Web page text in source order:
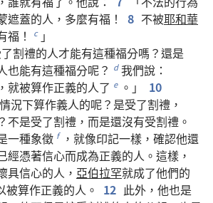
遮蓋的人 ， 多麼有福 ！ 8 不被耶和華
福 ！ c 」
了割禮的人才能有這種福分嗎 ？還是
也能有這種福分呢？ d 我們說 ：
， 就被算作正義的人了 e 。」
10
情況下算作義人的呢？ 是受了割禮 ，
？ 不是受了割禮 ， 而是還沒有受割禮 。
一種象徵 f ， 就像印記一樣 ， 確認他還
經憑著信心而成為正義的人 。 這樣 ，
具信心的人 ， 亞伯拉罕就成了他們的
被算作正義的人 。 12 此外 ， 他也是